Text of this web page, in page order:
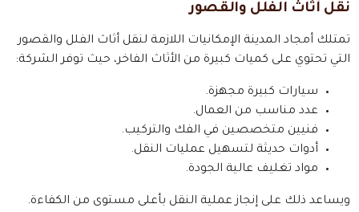
نقل أثاث الفلل والقصور
تمتلك أمجاد المدينة الإمكانيات اللازمة لنقل أثاث الفلل والقصور
التي تحتوي على كميات كبيرة من الأثاث الفاخر، حيث توفر الشركة:
سيارات كبيرة مجهزة.
عدد مناسب من العمال.
فنيين متخصصين في الفك والتركيب.
أدوات حديثة لتسهيل عمليات النقل.
مواد تغليف عالية الجودة.
ويساعد ذلك على إنجاز عملية النقل بأعلى مستوى من الكفاءة.